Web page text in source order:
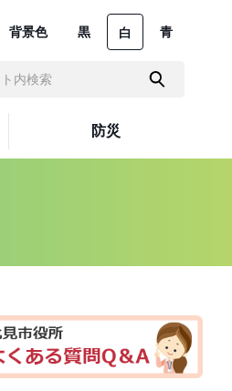
防災
背景色 黒 白 青